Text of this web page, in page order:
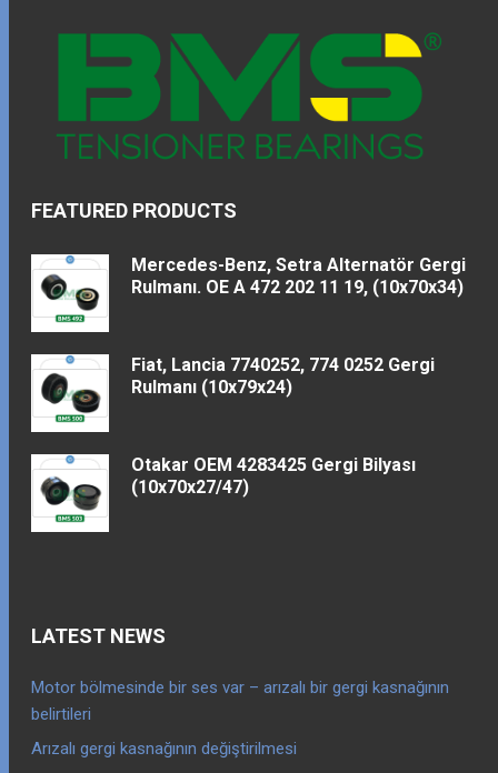
FEATURED PRODUCTS
Mercedes-Benz, Setra Alternatör Gergi
Rulmanı. OE A 472 202 11 19, (10x70x34)
Fiat, Lancia 7740252, 774 0252 Gergi
Rulmanı (10x79x24)
Otakar OEM 4283425 Gergi Bilyası
(10x70x27/47)
LATEST NEWS
Motor bölmesinde bir ses var – arızalı bir gergi kasnağının
belirtileri
Arızalı gergi kasnağının değiştirilmesi